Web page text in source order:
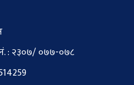
नं. : २३०७/ ०७७-०७८